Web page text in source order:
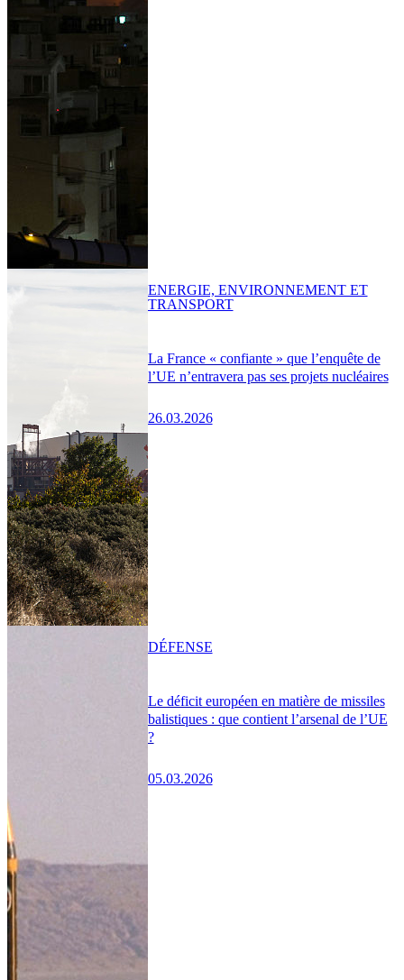
La France « confiante » que l’enquête de
l’UE n’entravera pas ses projets nucléaires
26.03.2026
ENERGIE, ENVIRONNEMENT ET
TRANSPORT
Le déficit européen en matière de missiles
balistiques : que contient l’arsenal de l’UE
?
05.03.2026
DÉFENSE